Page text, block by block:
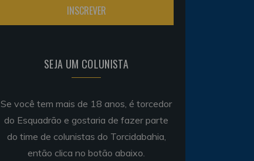
SEJA UM COLUNISTA
Se você tem mais de 18 anos, é torcedor
do Esquadrão e gostaria de fazer parte
do time de colunistas do Torcidabahia,
então clica no botão abaixo.